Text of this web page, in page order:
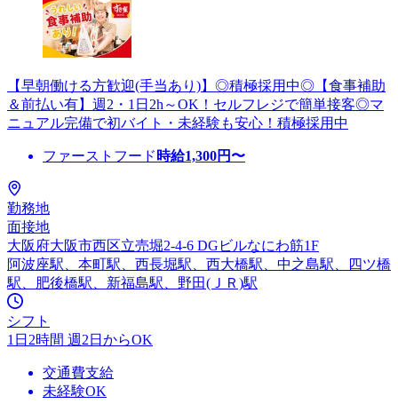
【早朝働ける方歓迎(手当あり)】◎積極採用中◎【食事補助
＆前払い有】週2・1日2h～OK！セルフレジで簡単接客◎マ
ニュアル完備で初バイト・未経験も安心！積極採用中
ファーストフード 時給1,300円〜
勤務地
面接地
大阪府大阪市西区立売堀2-4-6 DGビルなにわ筋1F
阿波座駅、本町駅、西長堀駅、西大橋駅、中之島駅、四ツ橋
駅、肥後橋駅、新福島駅、野田(ＪＲ)駅
シフト
1日2時間 週2日からOK
交通費支給
未経験OK